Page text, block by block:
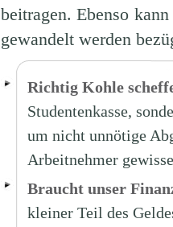
beitragen. Ebenso
gewandelt werden
Richtig Kohle
Studentenkasse,
um nicht unnötige
Arbeitnehmer
Braucht unser
kleiner Teil des